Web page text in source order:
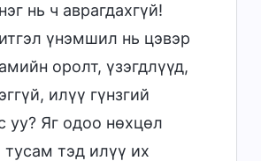
нь ч аврагдахгүй!
үнэмшил нь цэвэр
оролт, үзэгдлүүд,
илүү гүнзгий
уу? Яг одоо нөхцөл
тэд илүү их